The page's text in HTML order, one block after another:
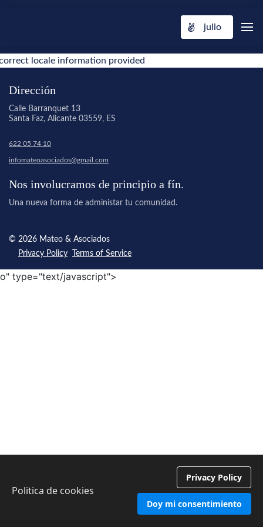
julio
locale information provided
Dirección
Calle Barranquet 13
Santa Faz, Alicante 03559, ES
622 05 74 10
infomateoasociados@gmail.com
Nos involucramos de principio a fín.
Una nueva forma de administar tu comunidad.
© 2026 Mateo & Asociados
Privacy Policy
Terms of Service
o" type="text/javascript">
Politica de cookies
Privacy Policy
Doy mi consentimiento